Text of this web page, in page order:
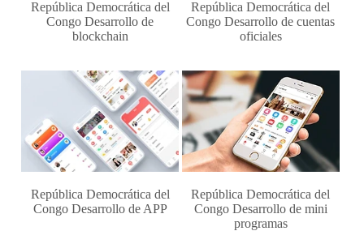
República Democrática del
Congo Desarrollo de
blockchain
República Democrática del
Congo Desarrollo de cuentas
oficiales
República Democrática del
Congo Desarrollo de APP
República Democrática del
Congo Desarrollo de mini
programas